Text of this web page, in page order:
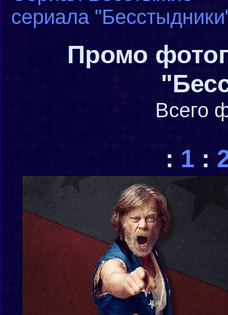
сериала
Промо
Всего
: 1 :